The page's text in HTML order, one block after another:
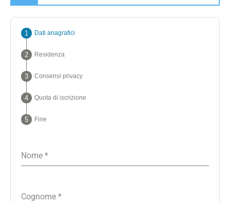
Dati anagrafici
Residenza
Consensi privacy
Quota di iscrizione
Fine
Nome *
Cognome *